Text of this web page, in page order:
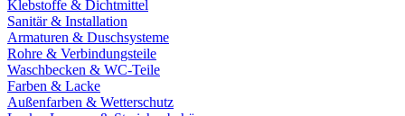
Klebstoffe & Dichtmittel
Sanitär & Installation
Armaturen & Duschsysteme
Rohre & Verbindungsteile
Waschbecken & WC-Teile
Farben & Lacke
Außenfarben & Wetterschutz